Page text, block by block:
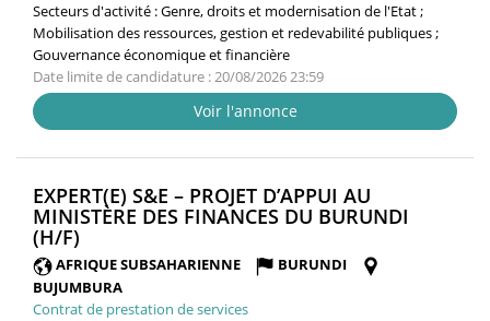
Secteurs d'activité :Genre, droits et modernisation de l'Etat ;
Mobilisation des ressources, gestion et redevabilité publiques ;
Gouvernance économique et financière
Date limite de candidature : 20/08/2026 23:59
Voir l'annonce
EXPERT(E) S&E – PROJET D’APPUI AU
MINISTÈRE DES FINANCES DU BURUNDI
(H/F)
FENÊTRE)
AFRIQUE SUBSAHARIENNE
BURUNDI
BUJUMBURA
Contrat de prestation de services